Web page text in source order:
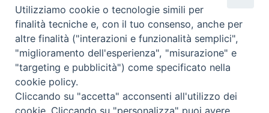
Tel. +39 055 42 82 21
segreteria@teofir.it
www.teofir.it
Utilizziamo cookie o tecnologie simili per
finalità tecniche e, con il tuo consenso, anche per
altre finalità ("interazioni e funzionalità semplici",
"miglioramento dell'esperienza", "misurazione" e
"targeting e pubblicità") come specificato nella
cookie policy.
Cliccando su "accetta" acconsenti all'utilizzo dei